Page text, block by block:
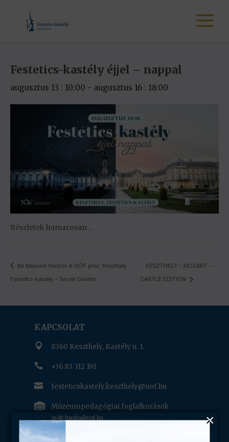
Festetics-kastély éjjel – nappal
augusztus 13 : 10:00 - augusztus 16 : 18:00
Részletek hamarosan…
Be Massive Horizon & NÖF pres: Keszthely
Festetics-kastély – Secret Garden
KESZTHELY – MOZART –
CASTLE EDITION
KAPCSOLAT
 8360 Keszthely, Kastély u. 1.
 +36 83 312 191
 festeticskastely.keszthely@nof.hu
 Múzeumpedagógiai foglalkozások
zsolt.banko@nof.hu
 Tárlatvezetés bejelentése: